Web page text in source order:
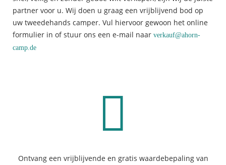
partner voor u. Wij doen u graag een vrijblijvend bod op
uw tweedehands camper. Vul hiervoor gewoon het online
formulier in of stuur ons een e-mail naar verkauf@ahorn-
camp.de
Ontvang een vrijblijvende en gratis waardebepaling van